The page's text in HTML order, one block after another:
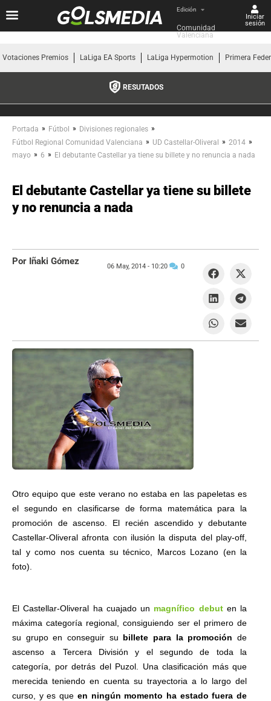
Edición
Comunidad
Valenciana
Iniciar
sesión
Votaciones Premios LaLiga EA Sports LaLiga Hypermotion Primera
RESUTADOS
Portada » Fútbol » Divisiones regionales »
Fútbol Regional Comunidad Valenciana » UD Castellar-Oliveral » 2014 »
mayo » 6 » El debutante Castellar ya tiene su billete y no renuncia a nada
El debutante Castellar ya tiene su billete
y no renuncia a nada
Otro equipo que este verano no estaba en las papeletas es
el segundo en clasificarse de forma matemática para la
promoción de ascenso. El recién ascendido y debutante
Castellar-Oliveral afronta con ilusión la disputa del play-off,
tal y como nos cuenta su técnico, Marcos Lozano (en la
foto).
El Castellar-Oliveral ha cuajado un magnífico debuten la
máxima categoría regional, consiguiendo ser el primero de
su grupo en conseguir su billete para la promoción de
ascenso a Tercera División y el segundo de toda la
categoría, por detrás del Puzol. Una clasificación más que
merecida teniendo en cuenta su trayectoria a lo largo del
curso, y es que en ningún momento ha estado fuera de
Por Iñaki Gómez 06 May, 2014 - 10:20 0